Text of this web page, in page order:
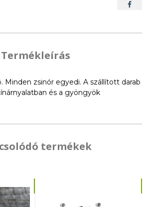
Termékleírás
Minden zsinór egyedi. A szállított darab
és a gyöngyök
termékek